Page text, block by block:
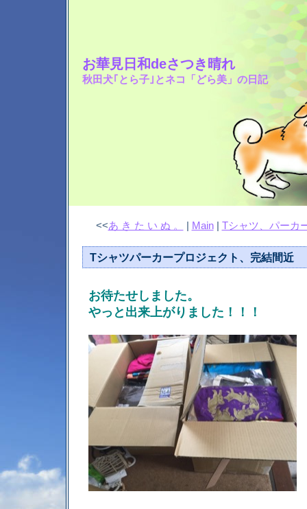
お華見日和deさつき晴れ
秋田犬｢とら子｣とネコ「どら美」の日記
<<あ き た い ぬ 。 | Main| Tシャツ、パーカ
Tシャツパーカープロジェクト、完結間近
お待たせしました。
やっと出来上がりました！！！